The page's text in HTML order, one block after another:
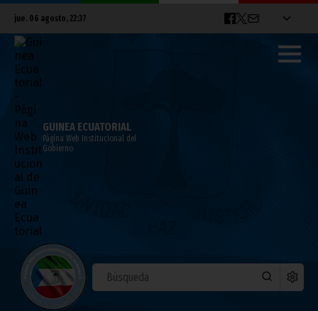
jue. 06 agosto, 22:37
GUINEA ECUATORIAL
Página Web Institucional del
Gobierno
CAN 2015: Protesta de la FEGUIFUT ante la
CAF
enero 20, 2015
Noticias Deportes